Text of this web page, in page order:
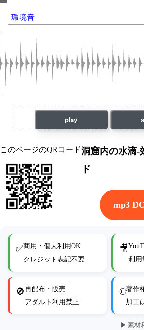
環境音
play
このページのQRコード洞窟内の水滴-
ド
mp3
✅商用・個人利用OK
クレジット表記不要
🎥
利用
🚫再配布・販売
アダルト利用禁止
©著作
加工
▶ 素材